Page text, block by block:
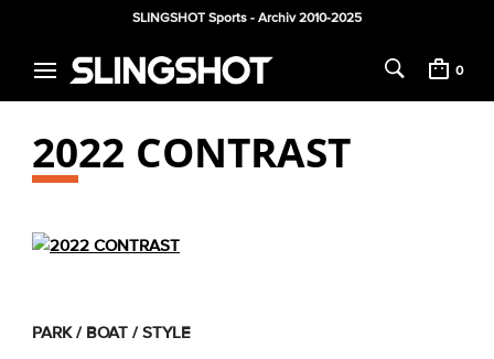
SLINGSHOT Sports - Archiv 2010-2025
0
2022 CONTRAST
PARK / BOAT / STYLE